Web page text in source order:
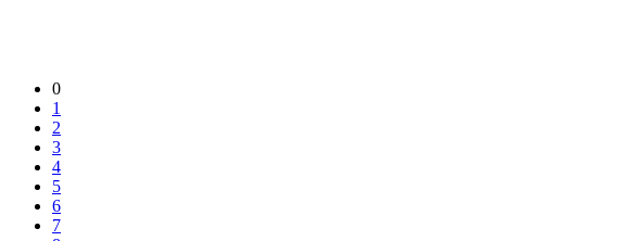
0
1
2
3
4
5
6
7